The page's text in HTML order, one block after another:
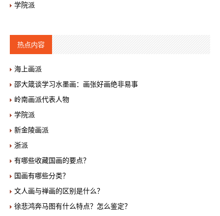
学院派
热点内容
海上画派
邵大箴谈学习水墨画：画张好画绝非易事
岭南画派代表人物
学院派
新金陵画派
浙派
有哪些收藏国画的要点？
国画有哪些分类？
文人画与禅画的区别是什么？
徐悲鸿奔马图有什么特点？怎么鉴定？